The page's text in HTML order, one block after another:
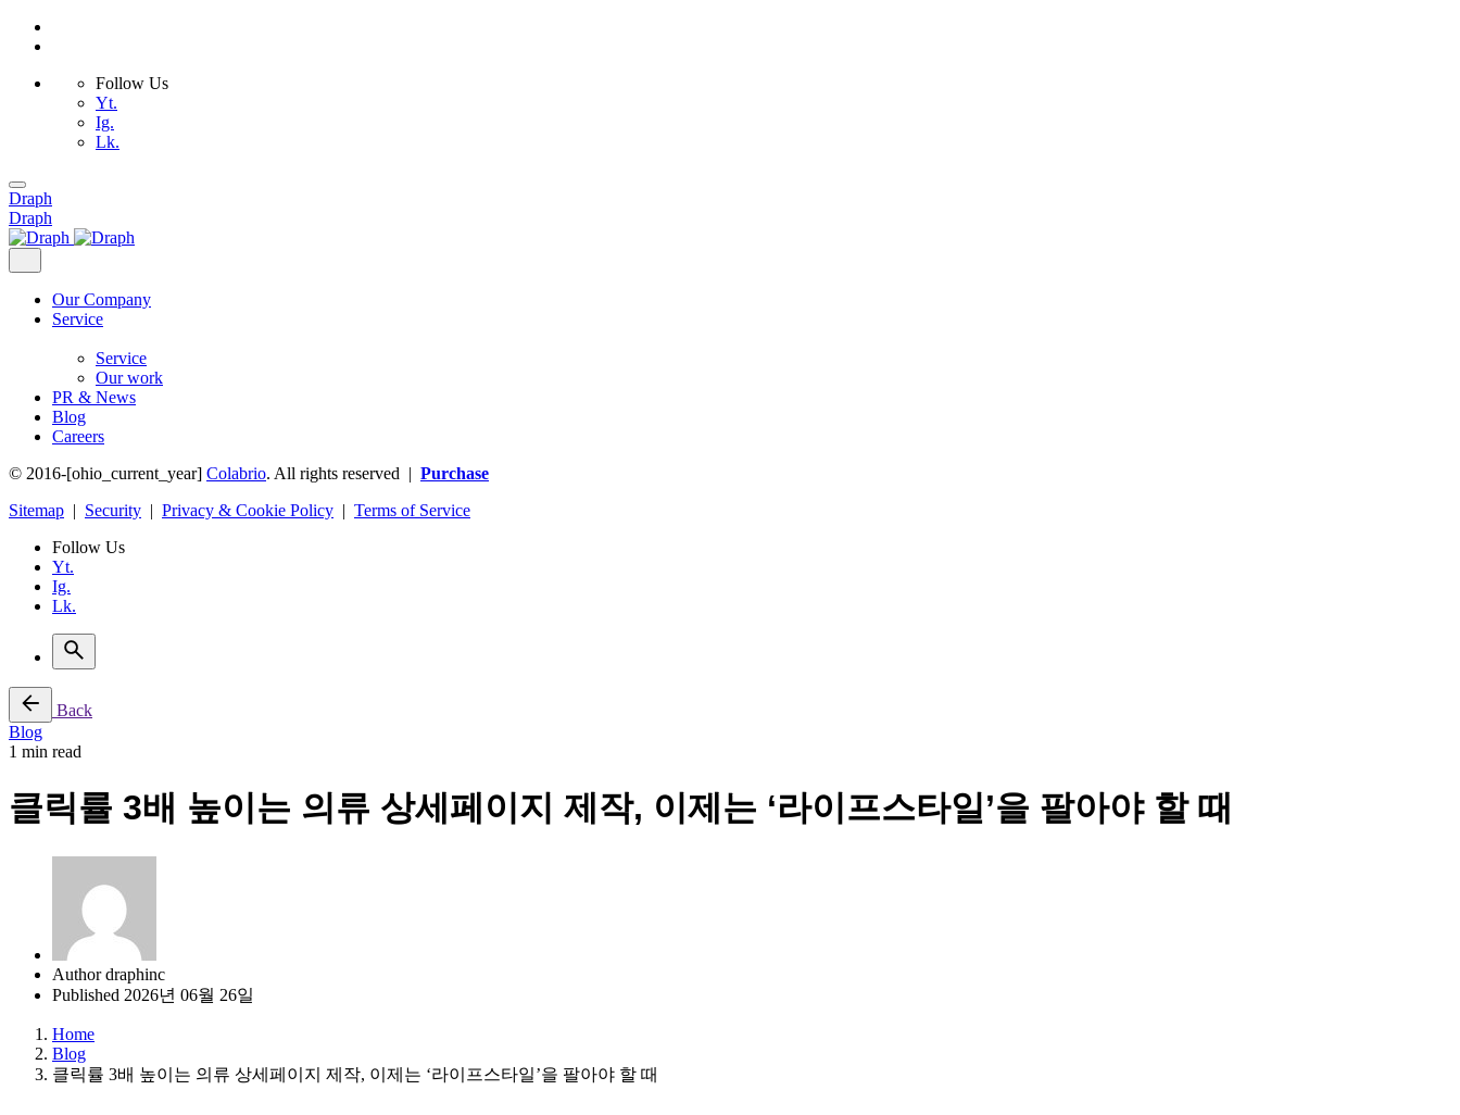
Follow Us
Yt.
Ig.
Lk.
Skip
to
content
Draph
Draph
Our Company
Service
Service
Our work
PR & News
Blog
Careers
© 2016-[ohio_current_year] Colabrio. All rights reserved | Purchase
Sitemap | Security | Privacy & Cookie Policy | Terms of Service
Follow Us
Yt.
Ig.
Lk.
Back
Blog
1 min read
클릭률 3배 높이는 의류 상세페이지 제작, 이제는 ‘라이프스타일’을 팔아야 할 때
Author draphinc
Published 2026년 06월 26일
Home
Blog
클릭률 3배 높이는 의류 상세페이지 제작, 이제는 ‘라이프스타일’을 팔아야 할 때